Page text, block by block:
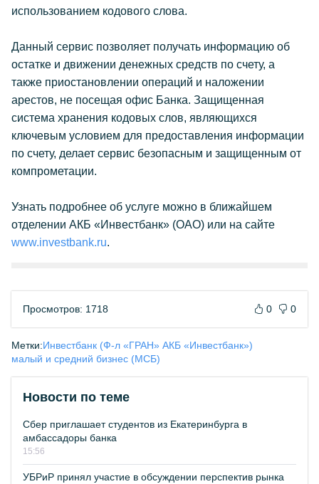
использованием кодового слова.
Данный сервис позволяет получать информацию об
остатке и движении денежных средств по счету, а
также приостановлении операций и наложении
арестов, не посещая офис Банка. Защищенная
система хранения кодовых слов, являющихся
ключевым условием для предоставления информации
по счету, делает сервис безопасным и защищенным от
компрометации.
Узнать подробнее об услуге можно в ближайшем
отделении АКБ «Инвестбанк» (ОАО) или на сайте
www.investbank.ru.
Просмотров: 1718 0 0
Метки:Инвестбанк (Ф-л «ГРАН» АКБ «Инвестбанк»)
малый и средний бизнес (МСБ)
Новости по теме
Сбер приглашает студентов из Екатеринбурга в
амбассадоры банка
15:56
УБРиР принял участие в обсуждении перспектив рынка